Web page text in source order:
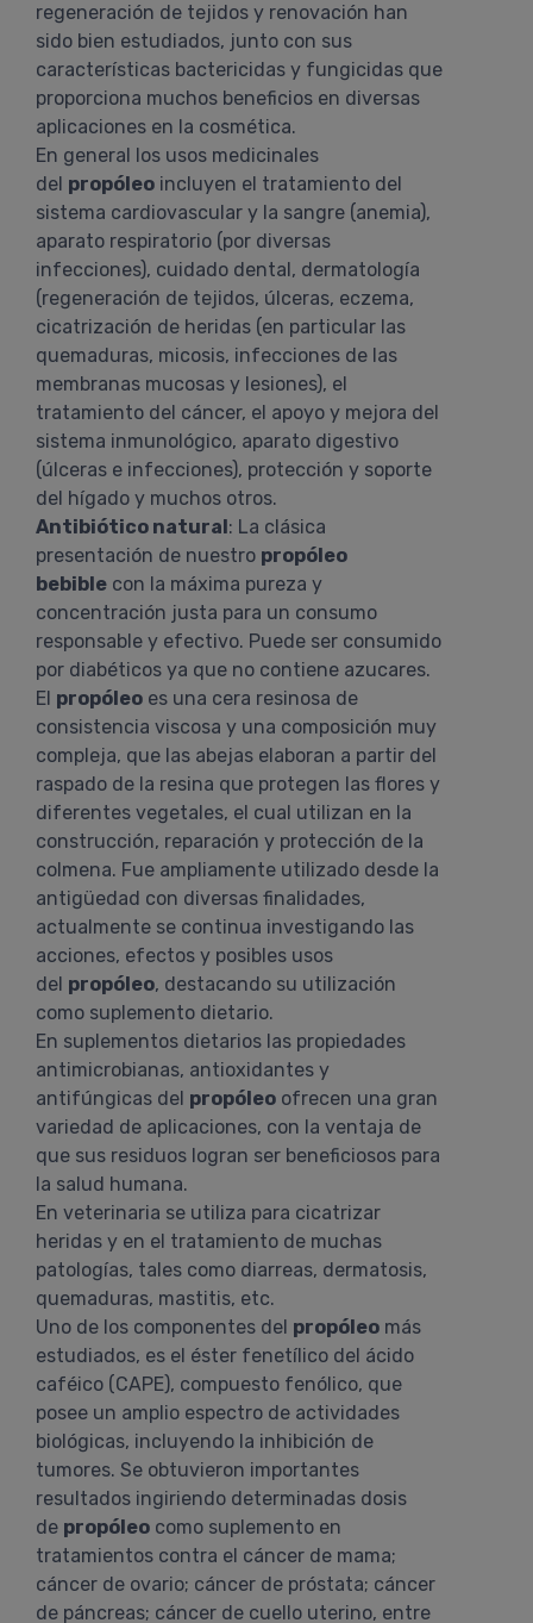
regeneración de tejidos y renovación han
sido bien estudiados, junto con sus
características bactericidas y fungicidas que
proporciona muchos beneficios en diversas
aplicaciones en la cosmética.
En general los usos medicinales
del propóleo incluyen el tratamiento del
sistema cardiovascular y la sangre (anemia),
aparato respiratorio (por diversas
infecciones), cuidado dental, dermatología
(regeneración de tejidos, úlceras, eczema,
cicatrización de heridas (en particular las
quemaduras, micosis, infecciones de las
membranas mucosas y lesiones), el
tratamiento del cáncer, el apoyo y mejora del
sistema inmunológico, aparato digestivo
(úlceras e infecciones), protección y soporte
del hígado y muchos otros.
Antibiótico natural: La clásica
presentación de nuestro propóleo
bebible con la máxima pureza y
concentración justa para un consumo
responsable y efectivo. Puede ser consumido
por diabéticos ya que no contiene azucares.
El propóleo es una cera resinosa de
consistencia viscosa y una composición muy
compleja, que las abejas elaboran a partir del
raspado de la resina que protegen las flores y
diferentes vegetales, el cual utilizan en la
construcción, reparación y protección de la
colmena. Fue ampliamente utilizado desde la
antigüedad con diversas finalidades,
actualmente se continua investigando las
acciones, efectos y posibles usos
del propóleo, destacando su utilización
como suplemento dietario.
En suplementos dietarios las propiedades
antimicrobianas, antioxidantes y
antifúngicas del propóleo ofrecen una gran
variedad de aplicaciones, con la ventaja de
que sus residuos logran ser beneficiosos para
la salud humana.
En veterinaria se utiliza para cicatrizar
heridas y en el tratamiento de muchas
patologías, tales como diarreas, dermatosis,
quemaduras, mastitis, etc.
Uno de los componentes del propóleo más
estudiados, es el éster fenetílico del ácido
caféico (CAPE), compuesto fenólico, que
posee un amplio espectro de actividades
biológicas, incluyendo la inhibición de
tumores. Se obtuvieron importantes
resultados ingiriendo determinadas dosis
de propóleo como suplemento en
tratamientos contra el cáncer de mama;
cáncer de ovario; cáncer de próstata; cáncer
de páncreas; cáncer de cuello uterino, entre